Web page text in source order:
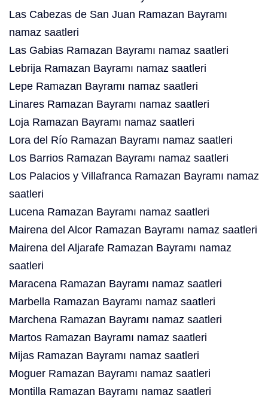
Las Cabezas de San Juan Ramazan Bayramı
namaz saatleri
Las Gabias Ramazan Bayramı namaz saatleri
Lebrija Ramazan Bayramı namaz saatleri
Lepe Ramazan Bayramı namaz saatleri
Linares Ramazan Bayramı namaz saatleri
Loja Ramazan Bayramı namaz saatleri
Lora del Río Ramazan Bayramı namaz saatleri
Los Barrios Ramazan Bayramı namaz saatleri
Los Palacios y Villafranca Ramazan Bayramı namaz
saatleri
Lucena Ramazan Bayramı namaz saatleri
Mairena del Alcor Ramazan Bayramı namaz saatleri
Mairena del Aljarafe Ramazan Bayramı namaz
saatleri
Maracena Ramazan Bayramı namaz saatleri
Marbella Ramazan Bayramı namaz saatleri
Marchena Ramazan Bayramı namaz saatleri
Martos Ramazan Bayramı namaz saatleri
Mijas Ramazan Bayramı namaz saatleri
Moguer Ramazan Bayramı namaz saatleri
Montilla Ramazan Bayramı namaz saatleri